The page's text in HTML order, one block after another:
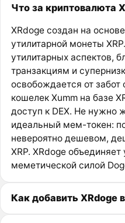
Что за криптовалюта
XRdoge создан на
утилитарной монеты
утилитарных аспектов,
транзакциям и
освобождается от забот
кошелек Xumm на базе
доступ к DEX. Не нужно
идеальный мем-токен:
невероятно дешевом,
XRP. XRdoge объединяет
меметической силой
Как добавить XRdoge